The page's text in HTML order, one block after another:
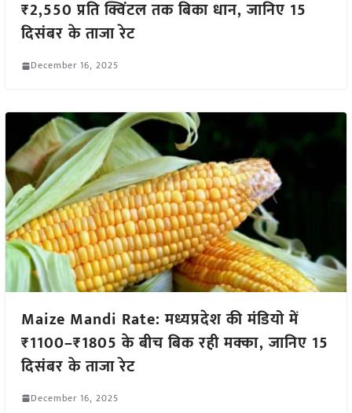
₹2,550 प्रति क्विंटल तक बिका धान, जानिए 15
दिसंबर के ताजा रेट
December 16, 2025
Maize Mandi Rate: मध्यप्रदेश की मंडियो में
₹1100–₹1805 के बीच बिक रही मक्का, जानिए 15
दिसंबर के ताजा रेट
December 16, 2025